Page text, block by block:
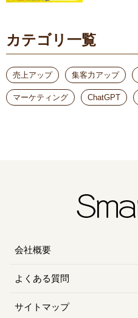
カテゴリ一覧
売上アップ 集客力アップ
マーケティング ChatGPT
会社概要
よくある質問
サイトマップ